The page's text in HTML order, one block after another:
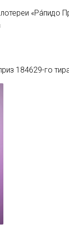
«Ра́пидо
184629-го